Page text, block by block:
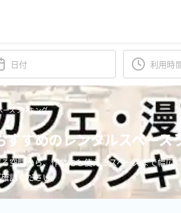
ースランキング
すめのレンタルスペース
空間から、作業にも使えるスペースまで幅
認ください。